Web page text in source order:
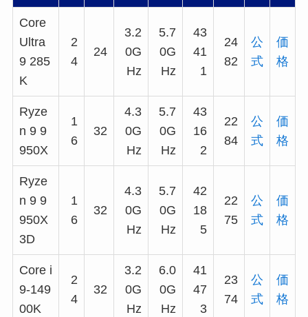
Core
Ultra
9 285
K
2
4
24
3.2
0G
Hz
5.7
0G
Hz
43
41
1
24
82
公
式
価
格
Ryze
n 9 9
950X
1
6
32
4.3
0G
Hz
5.7
0G
Hz
43
16
2
22
84
公
式
価
格
Ryze
n 9 9
950X
3D
1
6
32
4.3
0G
Hz
5.7
0G
Hz
42
18
5
22
75
公
式
価
格
Core i
9-149
00K
2
4
32
3.2
0G
Hz
6.0
0G
Hz
41
47
3
23
74
公
式
価
格